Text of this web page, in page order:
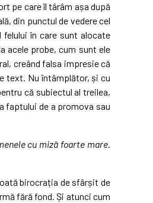
pe care îl târâm așa după
din punctul de vedere cel
în care sunt alocate
acele probe, cum sunt ele
creând falsa impresie că
text. Nu întâmplător, și cu
că subiectul al treilea,
faptului de a promova sau
cu miză foarte mare.
birocrația de sfârșit de
fără fond. Și atunci cum